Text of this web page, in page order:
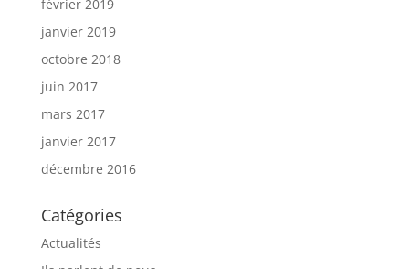
février 2019
janvier 2019
octobre 2018
juin 2017
mars 2017
janvier 2017
décembre 2016
Catégories
Actualités